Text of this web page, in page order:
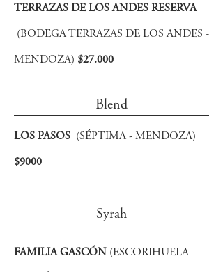
TERRAZAS DE LOS ANDES RESERVA
(BODEGA TERRAZAS DE LOS ANDES -
MENDOZA) $27.000
Blend
LOS PASOS (SÉPTIMA - MENDOZA)
$9000
Syrah
FAMILIA GASCÓN (ESCORIHUELA